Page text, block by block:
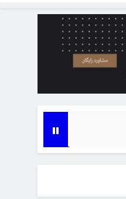
اقامت گرجستان به ۱۵۰ هزار دلار از مارس